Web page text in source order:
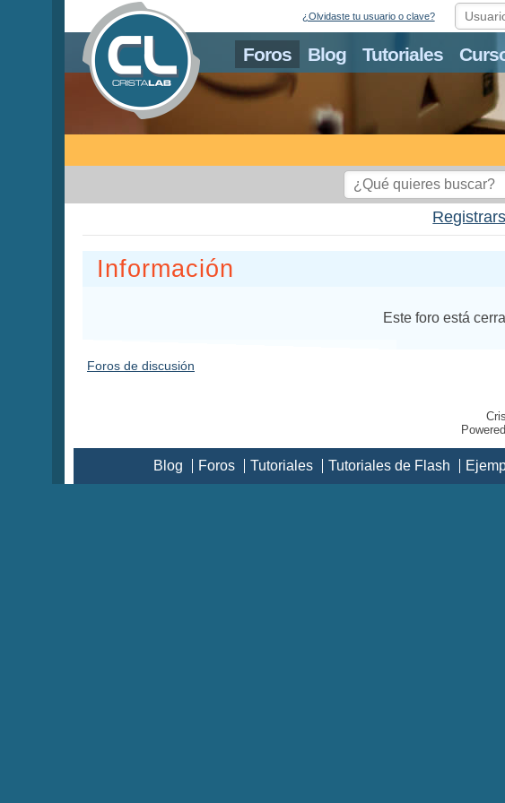
Foros Blog Tutoriales
¿Olvidaste tu usuario o clave?
Información
Este foro está
Foros de discusión
Blog Foros Tutoriales Tutoriales de Flash